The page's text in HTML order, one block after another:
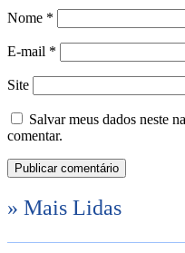
Nome *
E-mail *
Site
Salvar meus dados neste
comentar.
» Mais Lidas